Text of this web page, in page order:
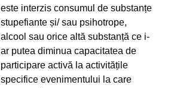
este interzis consumul de substanțe
stupefiante și/ sau psihotrope,
alcool sau orice altă substanță ce i-
ar putea diminua capacitatea de
participare activă la activitățile
specifice evenimentului la care